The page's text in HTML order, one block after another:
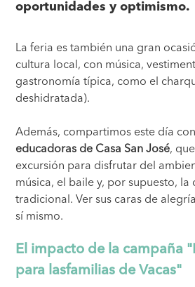
oportunidades y optimismo.
La feria es también una gran
cultura local, con música,
gastronomía típica, como el
deshidratada).
Además, compartimos este día
educadoras de Casa San José,
excursión para disfrutar del
música, el baile y, por supuesto,
tradicional. Ver sus caras de
sí mismo.
El impacto de la campaña
para lasfamilias de Vacas"